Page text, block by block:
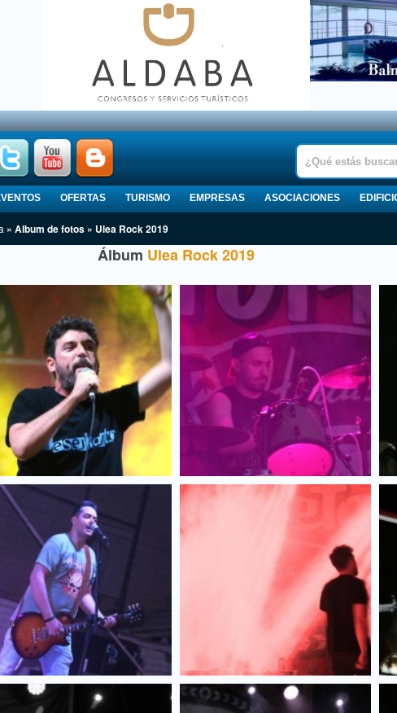
OFERTAS TURISMO EMPRESAS ASOCIACIONES
» Album de fotos » Ulea Rock 2019
Álbum Ulea Rock 2019